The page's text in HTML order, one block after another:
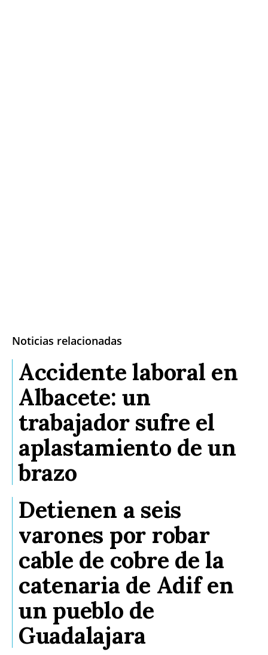
Noticias relacionadas
Accidente laboral en
Albacete: un
trabajador sufre el
aplastamiento de un
brazo
Detienen a seis
varones por robar
cable de cobre de la
catenaria de Adif en
un pueblo de
Guadalajara